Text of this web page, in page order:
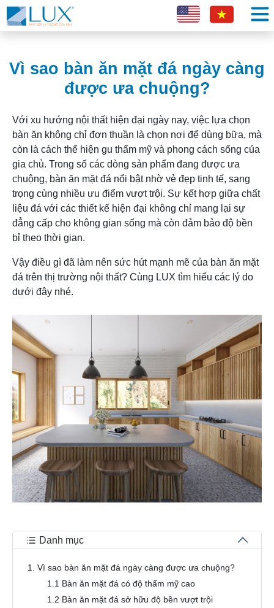
Vì sao bàn ăn mặt đá ngày càng
được ưa chuộng?
Với xu hướng nội thất hiện đại ngày nay, việc lựa chọn
bàn ăn không chỉ đơn thuần là chọn nơi để dùng bữa, mà
còn là cách thể hiện gu thẩm mỹ và phong cách sống của
gia chủ. Trong số các dòng sản phẩm đang được ưa
chuộng, bàn ăn mặt đá nổi bật nhờ vẻ đẹp tinh tế, sang
trọng cùng nhiều ưu điểm vượt trội. Sự kết hợp giữa chất
liệu đá với các thiết kế hiện đại không chỉ mang lại sự
đẳng cấp cho không gian sống mà còn đảm bảo độ bền
bỉ theo thời gian.
Vậy điều gì đã làm nên sức hút mạnh mẽ của bàn ăn mặt
đá trên thị trường nội thất? Cùng LUX tìm hiểu các lý do
dưới đây nhé.
Danh mục
1. Vì sao bàn ăn mặt đá ngày càng được ưa chuộng?
1.1 Bàn ăn mặt đá có độ thẩm mỹ cao
1.2 Bàn ăn mặt đá sở hữu độ bền vượt trội